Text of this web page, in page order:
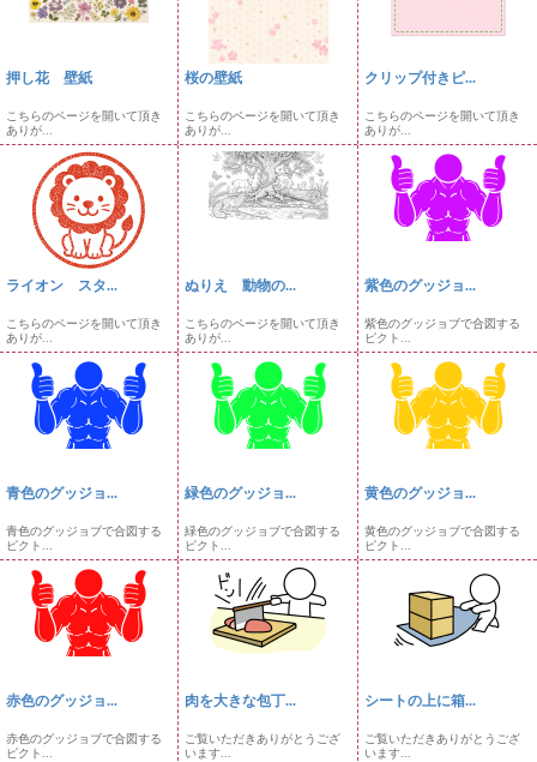
押し花 壁紙
こちらのページを開いて頂き
ありが...
桜の壁紙
こちらのページを開いて頂き
ありが...
クリップ付きピ...
こちらのページを開いて頂き
ありが...
ライオン スタ...
こちらのページを開いて頂き
ありが...
ぬりえ 動物の...
こちらのページを開いて頂き
ありが...
紫色のグッジョ...
紫色のグッジョブで合図する
ピクト...
青色のグッジョ...
青色のグッジョブで合図する
ピクト...
緑色のグッジョ...
緑色のグッジョブで合図する
ピクト...
黄色のグッジョ...
黄色のグッジョブで合図する
ピクト...
赤色のグッジョ...
赤色のグッジョブで合図する
ピクト...
肉を大きな包丁...
ご覧いただきありがとうござ
います...
シートの上に箱...
ご覧いただきありがとうござ
います...